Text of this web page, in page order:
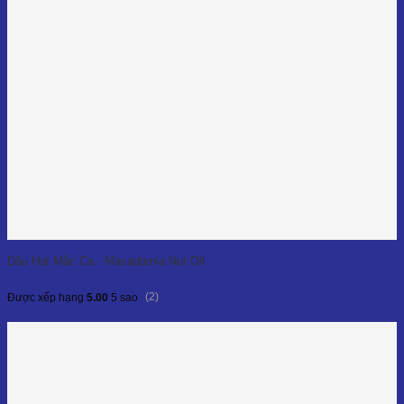
Dầu Hạt Mắc Ca - Macadamia Nut Oil
Được xếp hạng 5.00 5 sao (2)